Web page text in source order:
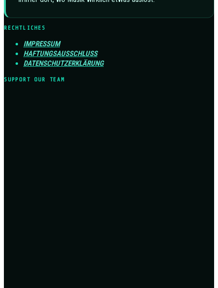
RECHTLICHES
IMPRESSUM
HAFTUNGSAUSSCHLUSS
DATENSCHUTZERKLÄRUNG
SUPPORT OUR TEAM